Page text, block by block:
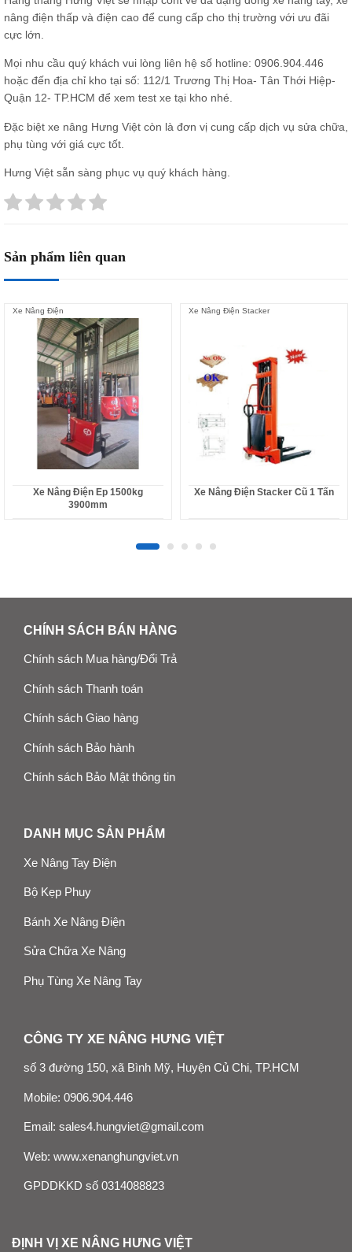
nâng điện thấp và điện cao để cung cấp cho thị trường với ưu đãi
cực lớn.
Mọi nhu cầu quý khách vui lòng liên hệ số hotline: 0906.904.446
hoặc đến địa chỉ kho tại số: 112/1 Trương Thị Hoa- Tân Thới Hiệp-
Quận 12- TP.HCM để xem test xe tại kho nhé.
Đặc biệt xe nâng Hưng Việt còn là đơn vị cung cấp dịch vụ sửa chữa
phụ tùng với giá cực tốt.
Hưng Việt sẵn sàng phục vụ quý khách hàng.
Sản phẩm liên quan
Xe Nâng Điện
Xe Nâng Điện Ep 1500kg
3900mm
Xe Nâng Điện Stacker
Xe Nâng Điện Stacker Cũ 1 Tấn
CHÍNH SÁCH BÁN HÀNG
Chính sách Mua hàng/Đổi Trả
Chính sách Thanh toán
Chính sách Giao hàng
Chính sách Bảo hành
Chính sách Bảo Mật thông tin
DANH MỤC SẢN PHẨM
Xe Nâng Tay Điện
Bộ Kẹp Phuy
Bánh Xe Nâng Điện
Sửa Chữa Xe Nâng
Phụ Tùng Xe Nâng Tay
CÔNG TY XE NÂNG HƯNG VIỆT
số 3 đường 150, xã Bình Mỹ, Huyện Củ Chi, TP.HCM
Mobile: 0906.904.446
Email: sales4.hungviet@gmail.com
Web: www.xenanghungviet.vn
GPDDKKD số 0314088823
ĐỊNH VỊ XE NÂNG HƯNG VIỆT